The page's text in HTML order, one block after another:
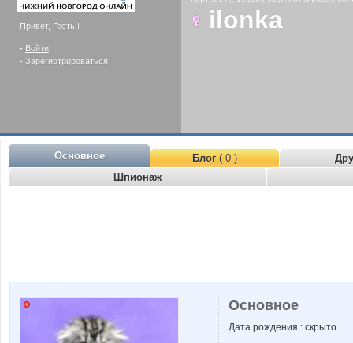
Привет, Гость !
- Войти
- Зарегистрироваться
ilonka
Основное Блог( 0 )
Шпионаж
Основное
Дата рождения : скрыто